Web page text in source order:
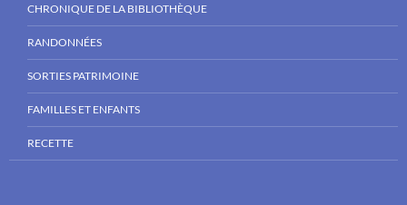
CHRONIQUE DE LA BIBLIOTHÈQUE
RANDONNÉES
SORTIES PATRIMOINE
FAMILLES ET ENFANTS
RECETTE